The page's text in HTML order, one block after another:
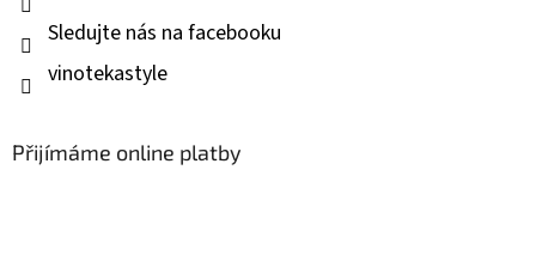
Sledujte nás na facebooku
vinotekastyle
Přijímáme online platby